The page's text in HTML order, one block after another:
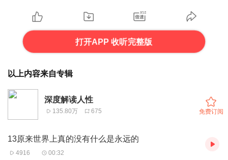
打开APP 收听完整版
以上内容来自专辑
深度解读人性
135.80万 675 免费订阅
13原来世界上真的没有什么是永远的
4916 00:32